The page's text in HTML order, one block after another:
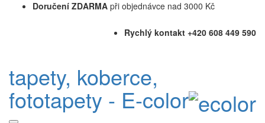
Doručení ZDARMA při objednávce nad 3000 Kč
Rychlý kontakt +420 608 449 590
tapety, koberce,
fototapety - E-color